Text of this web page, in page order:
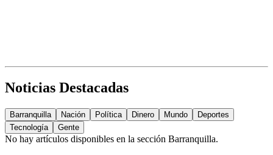
Noticias Destacadas
Barranquilla Nación Política Dinero Mundo
Deportes
Tecnología
Gente
No hay artículos disponibles en la sección Barranquilla.